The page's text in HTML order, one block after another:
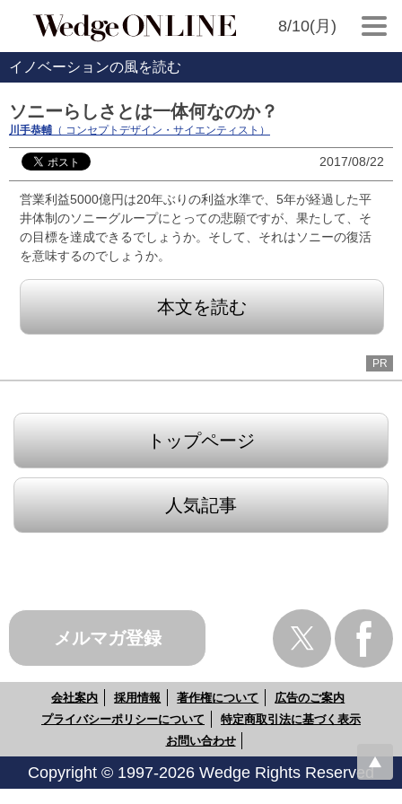
8/10(月)
イノベーションの風を読む
ソニーらしさとは一体何なのか？
川手恭輔 （ コンセプトデザイン・サイエンティスト）
2017/08/22
営業利益5000億円は20年ぶりの利益水準で、5年が経過した平
井体制のソニーグループにとっての悲願ですが、果たして、そ
の目標を達成できるでしょうか。そして、それはソニーの復活
を意味するのでしょうか。
本文を読む
PR
トップページ
人気記事
メルマガ登録
会社案内 採用情報 著作権について
広告のご案内
プライバシーポリシーについて
特定商取引法に基づく表示
お問い合わせ
Copyright © 1997-2026 Wedge Rights Reserved